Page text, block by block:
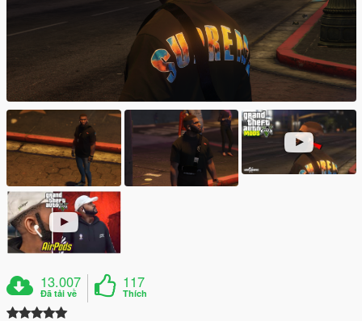
13.007
Đã tải về
117
Thích